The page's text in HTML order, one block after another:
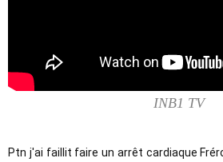
INB1 TV
Ptn j'ai faillit faire un arrêt cardiaque